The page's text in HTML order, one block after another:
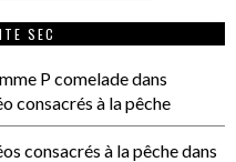
SEC
P comeladedans
consacrés à la pêche
consacrés à la pêchedans